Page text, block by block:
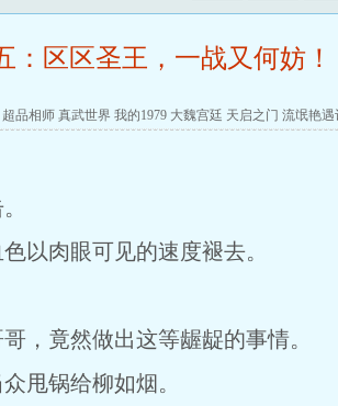
：区区圣王，一战又何妨！
超品相师 真武世界 我的1979 大魏宫廷 天启之门 流氓艳遇
以肉眼可见的速度褪去。
，竟然做出这等龌龊的事情。
甩锅给柳如烟。